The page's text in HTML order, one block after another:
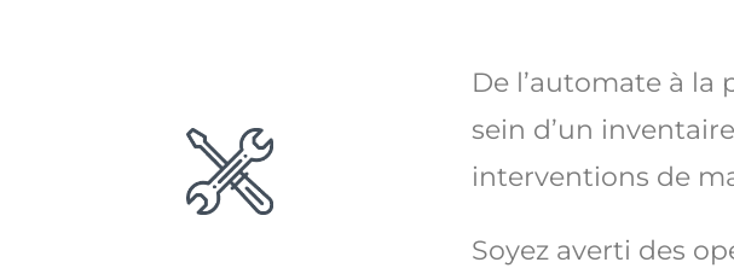
De l’automate à
sein d’un
interventions de
Soyez averti des